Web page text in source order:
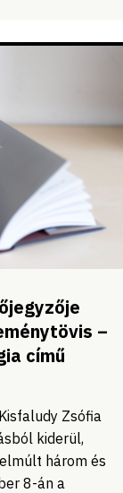
–
című
Zsófia
kiderül,
három és
8-án a